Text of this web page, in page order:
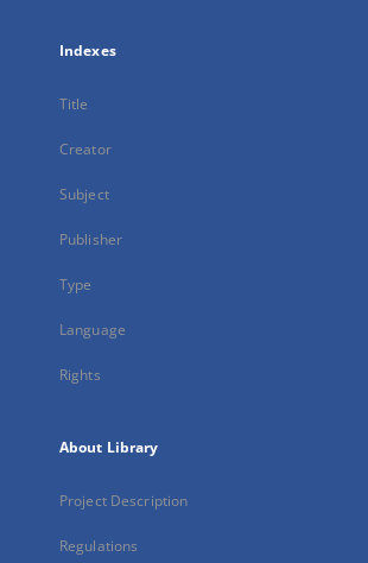
Indexes
Title
Creator
Subject
Publisher
Type
Language
Rights
About Library
Project Description
Regulations